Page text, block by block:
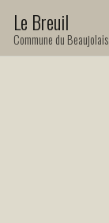
Le Breuil
Commune du Beaujolais